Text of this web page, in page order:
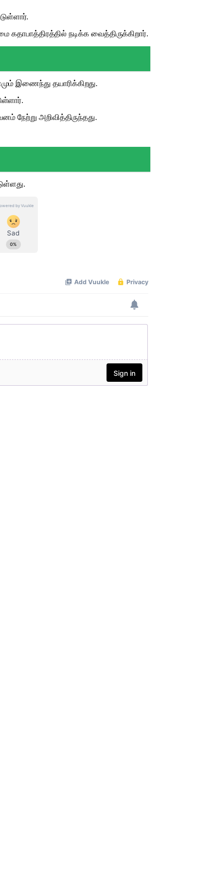
நடிக்க வைத்திருக்கிறார்.
இணைந்து தயாரிக்கிறது.
நேற்று அறிவித்திருந்தது.